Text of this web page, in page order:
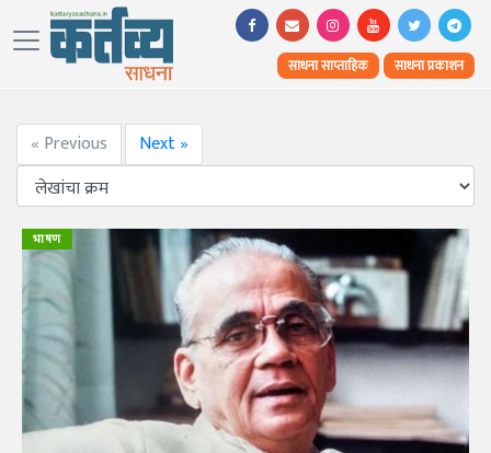
साधना साप्ताहिक साधना प्रकाशन
« Previous Next »
भाषण